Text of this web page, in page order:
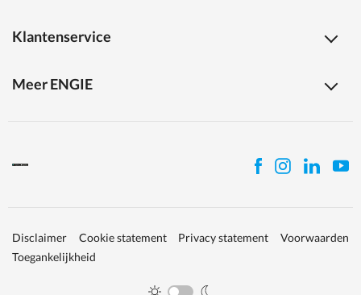
Klantenservice
Meer ENGIE
Disclaimer Cookie statement Privacy statement
Voorwaarden
Toegankelijkheid